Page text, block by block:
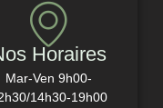
Horaires
Mar-Ven 9h00-
14h30-19h00